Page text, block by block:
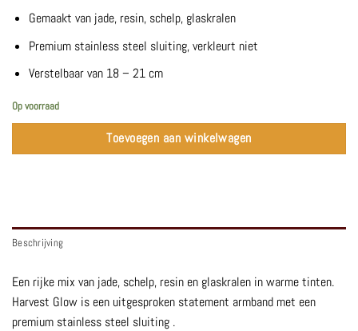
Gemaakt van jade, resin, schelp, glaskralen
Premium stainless steel sluiting, verkleurt niet
Verstelbaar van 18 – 21 cm
Op voorraad
Toevoegen aan winkelwagen
Beschrijving
Een rijke mix van jade, schelp, resin en glaskralen in warme tinten.
Harvest Glow is een uitgesproken statement armband met een
premium stainless steel sluiting .